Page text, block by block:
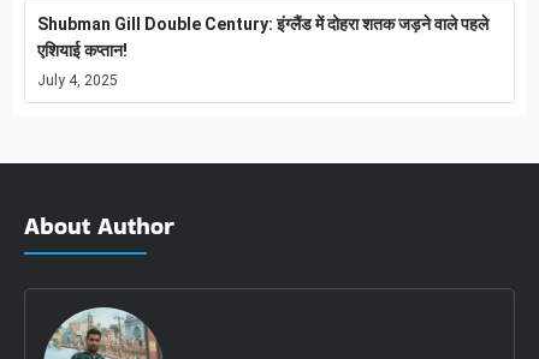
Shubman Gill Double Century: इंग्लैंड में दोहरा शतक जड़ने वाले पहले
एशियाई कप्तान!
July 4, 2025
About Author